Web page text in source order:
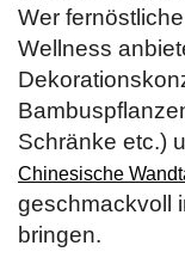
Wer
Wellness
Schränke etc.)
Chinesische
geschmackvoll
bringen.